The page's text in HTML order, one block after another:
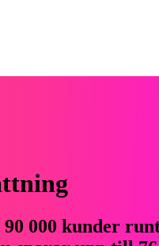
000 kunder